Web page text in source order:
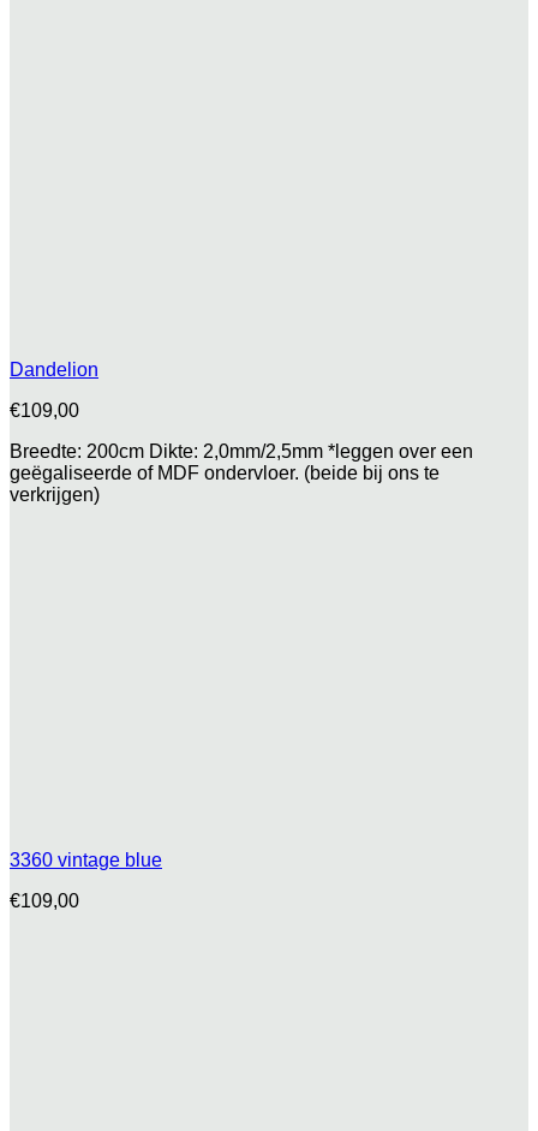
Dandelion
€109,00
Breedte: 200cm Dikte: 2,0mm/2,5mm *leggen over een
geëgaliseerde of MDF ondervloer. (beide bij ons te
verkrijgen)
3360 vintage blue
€109,00